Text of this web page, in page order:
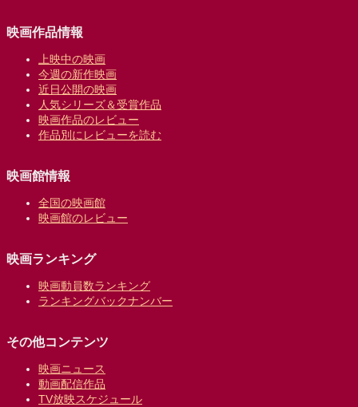
映画作品情報
上映中の映画
今週の新作映画
近日公開の映画
人気シリーズ＆受賞作品
映画作品のレビュー
作品別にレビューを読む
映画館情報
全国の映画館
映画館のレビュー
映画ランキング
映画動員数ランキング
ランキングバックナンバー
その他コンテンツ
映画ニュース
動画配信作品
TV放映スケジュール